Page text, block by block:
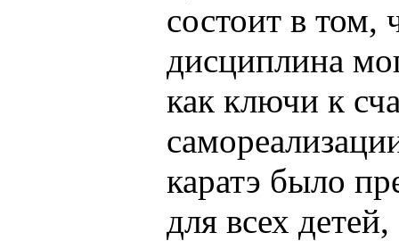
состоит в том,
дисциплина
как ключи к
каратэ было
для всех